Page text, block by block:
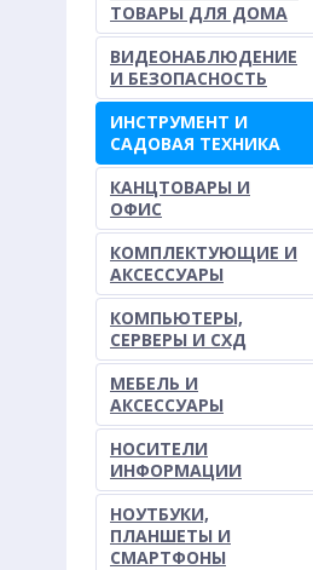
ТОВАРЫ ДЛЯ ДОМА
ВИДЕОНАБЛЮДЕНИЕ
И БЕЗОПАСНОСТЬ
ИНСТРУМЕНТ И
САДОВАЯ ТЕХНИКА
КАНЦТОВАРЫ И
ОФИС
КОМПЛЕКТУЮЩИЕ И
АКСЕССУАРЫ
КОМПЬЮТЕРЫ,
СЕРВЕРЫ И СХД
МЕБЕЛЬ И
АКСЕССУАРЫ
НОСИТЕЛИ
ИНФОРМАЦИИ
НОУТБУКИ,
ПЛАНШЕТЫ И
СМАРТФОНЫ